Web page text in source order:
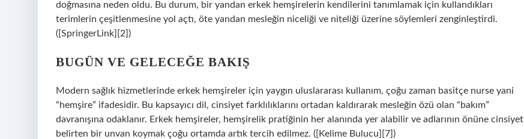
doğmasına neden oldu. Bu durum, bir yandan erkek hemşirelerin kendilerini tanımlamak için kullandıkları
terimlerin çeşitlenmesine yol açtı, öte yandan mesleğin niceliği ve niteliği üzerine söylemleri zenginleştirdi.
([SpringerLink][2])
BUGÜN VE GELECEĞE BAKIŞ
Modern sağlık hizmetlerinde erkek hemşireler için yaygın uluslararası kullanım, çoğu zaman basitçe nurse yani
“hemşire” ifadesidir. Bu kapsayıcı dil, cinsiyet farklılıklarını ortadan kaldırarak mesleğin özü olan “bakım”
davranışına odaklanır. Erkek hemşireler, hemşirelik pratiğinin her alanında yer alabilir ve adlarının önüne cinsiyet
belirten bir unvan koymak çoğu ortamda artık tercih edilmez. ([Kelime Bulucu][7])